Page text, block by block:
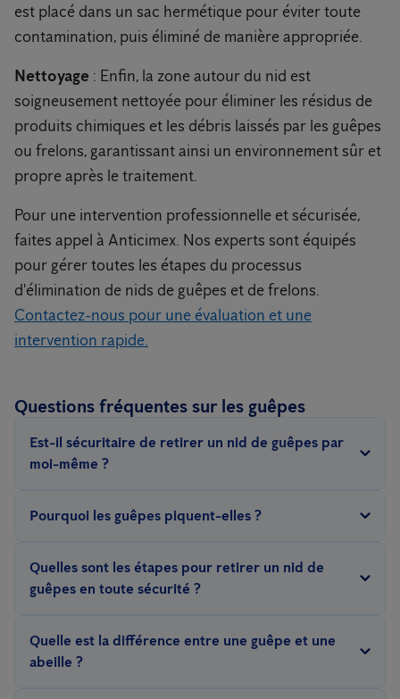
est placé dans un sac hermétique pour éviter toute
contamination, puis éliminé de manière appropriée.
Nettoyage : Enfin, la zone autour du nid est
soigneusement nettoyée pour éliminer les résidus de
produits chimiques et les débris laissés par les guêpes
ou frelons, garantissant ainsi un environnement sûr et
propre après le traitement.
Pour une intervention professionnelle et sécurisée,
faites appel à Anticimex. Nos experts sont équipés
pour gérer toutes les étapes du processus
d'élimination de nids de guêpes et de frelons.
Contactez-nous pour une évaluation et une
intervention rapide.
Questions fréquentes sur les guêpes
Est-il sécuritaire de retirer un nid de guêpes par
moi-même ?
peuvent devenir agressives lorsqu'elles se sentent menacées. Il
antiparasitaire pour garantir une élimination sécuritaire.
Pourquoi les guêpes piquent-elles ?
est une arme de défense qu'elles utilisent lorsque leur nid est
Quelles sont les étapes pour retirer un nid de
guêpes en toute sécurité ?
comprennent l'identification de l'espèce de guêpes, l'utilisation
Quelle est la différence entre une guêpe et une
abeille ?